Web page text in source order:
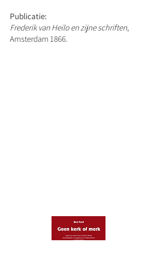
Publicatie:
Frederik van Heilo en zijne schriften,
Amsterdam 1866.